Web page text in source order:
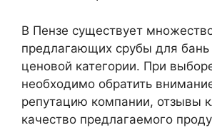
В Пензе существует
предлагающих срубы для бань
ценовой категории. При
необходимо обратить
репутацию компании, отзывы
качество предлагаемого